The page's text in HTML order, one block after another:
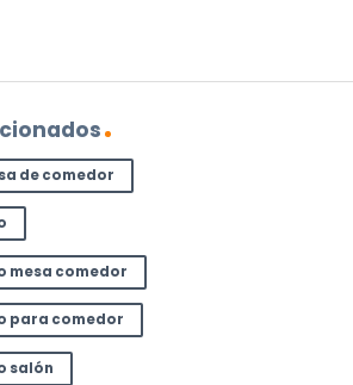
de comedor
mesa comedor
para comedor
salón